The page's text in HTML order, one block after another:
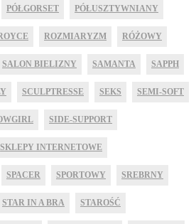
PÓŁGORSET PÓŁUSZTYWNIANY
ROZMIARYZM RÓŻOWY
SALON BIELIZNY SAMANTA SAPPH
SCULPTRESSE SEKS SEMI-SOFT
SIDE-SUPPORT
SKLEPY INTERNETOWE
SPACER SPORTOWY SREBRNY
STAR IN A BRA STAROŚĆ